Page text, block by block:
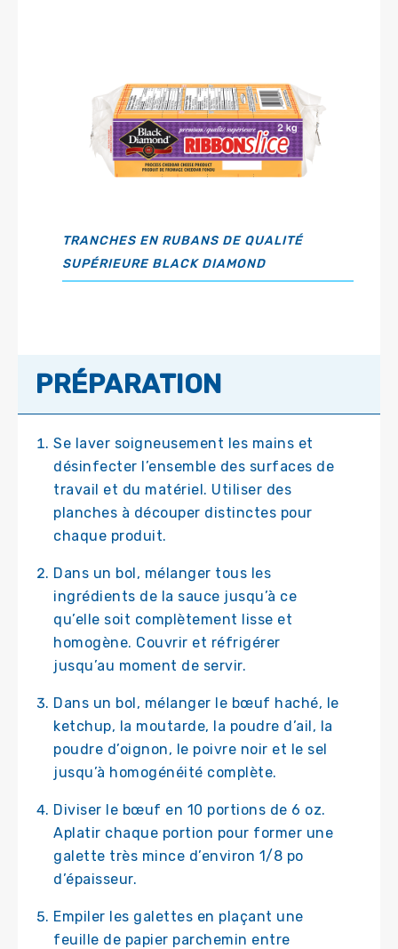
TRANCHES EN RUBANS DE QUALITÉ
SUPÉRIEURE BLACK DIAMOND
PRÉPARATION
Se laver soigneusement les mains et
désinfecter l’ensemble des surfaces de
travail et du matériel. Utiliser des
planches à découper distinctes pour
chaque produit.
Dans un bol, mélanger tous les
ingrédients de la sauce jusqu’à ce
qu’elle soit complètement lisse et
homogène. Couvrir et réfrigérer
jusqu’au moment de servir.
Dans un bol, mélanger le bœuf haché, le
ketchup, la moutarde, la poudre d’ail, la
poudre d’oignon, le poivre noir et le sel
jusqu’à homogénéité complète.
Diviser le bœuf en 10 portions de 6 oz.
Aplatir chaque portion pour former une
galette très mince d’environ 1/8 po
d’épaisseur.
Empiler les galettes en plaçant une
feuille de papier parchemin entre